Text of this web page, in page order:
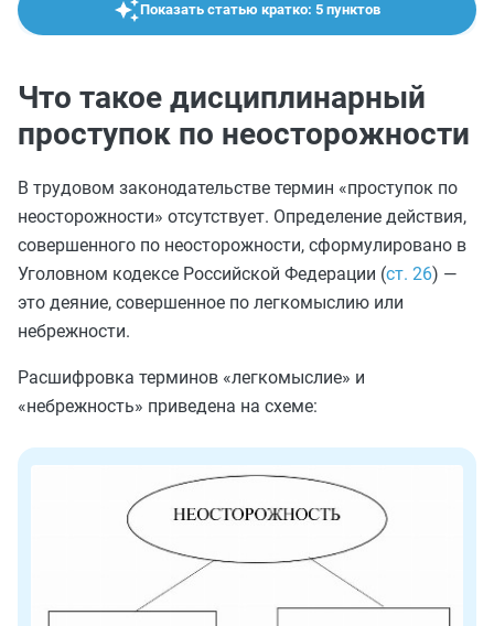
Показать статью кратко: 5 пунктов
Что такое дисциплинарный
проступок по неосторожности
В трудовом законодательстве термин «проступок по
неосторожности» отсутствует. Определение действия,
совершенного по неосторожности, сформулировано в
Уголовном кодексе Российской Федерации (ст. 26) —
это деяние, совершенное по легкомыслию или
небрежности.
Расшифровка терминов «легкомыслие» и
«небрежность» приведена на схеме: